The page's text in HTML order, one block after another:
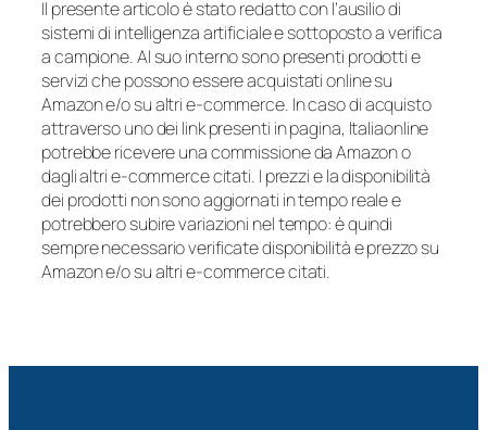
Il presente articolo è stato redatto con l’ausilio di
sistemi di intelligenza artificiale e sottoposto a verifica
a campione. Al suo interno sono presenti prodotti e
servizi che possono essere acquistati online su
Amazon e/o su altri e-commerce. In caso di acquisto
attraverso uno dei link presenti in pagina, Italiaonline
potrebbe ricevere una commissione da Amazon o
dagli altri e-commerce citati. I prezzi e la disponibilità
dei prodotti non sono aggiornati in tempo reale e
potrebbero subire variazioni nel tempo: è quindi
sempre necessario verificate disponibilità e prezzo su
Amazon e/o su altri e-commerce citati.